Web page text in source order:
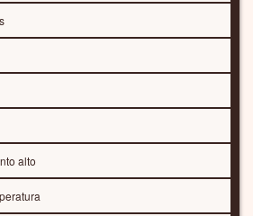
alto